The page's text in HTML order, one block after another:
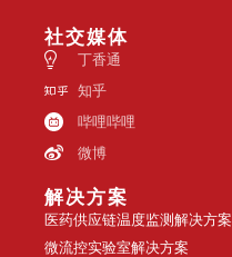
社交媒体
丁香通
知乎
哔哩哔哩
微博
解决方案
医药供应链温度监测解决方案
微流控实验室解决方案